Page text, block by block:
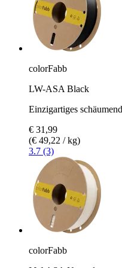
colorFabb
LW-ASA Black
Einzigartiges
€ 31,99
(€ 49,22 / kg)
3.7 (3)
colorFabb